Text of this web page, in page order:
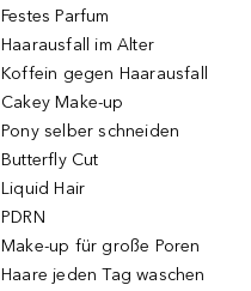
Festes Parfum
Haarausfall im Alter
Koffein gegen Haarausfall
Cakey Make-up
Pony selber schneiden
Butterfly Cut
Liquid Hair
PDRN
Make-up für große Poren
Haare jeden Tag waschen